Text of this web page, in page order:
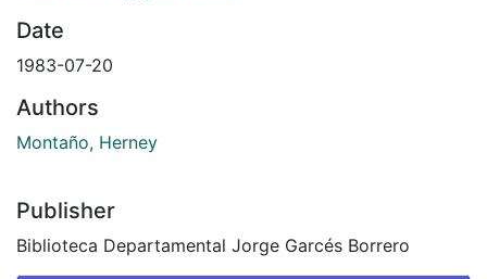
Date
1983-07-20
Authors
Montaño, Herney
Publisher
Biblioteca Departamental Jorge Garcés Borrero